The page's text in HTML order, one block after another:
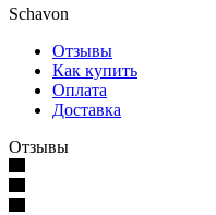
Schavon
Отзывы
Как купить
Оплата
Доставка
Отзывы